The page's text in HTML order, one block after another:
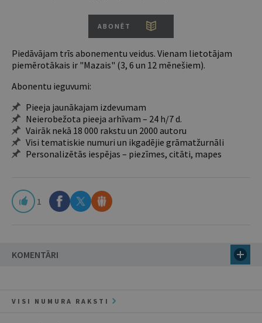
ABONĒT
Piedāvājam trīs abonementu veidus. Vienam lietotājam
piemērotākais ir "Mazais" (3, 6 un 12 mēnešiem).
Abonentu ieguvumi:
Pieeja jaunākajam izdevumam
Neierobežota pieeja arhīvam – 24 h/7 d.
Vairāk nekā 18 000 rakstu un 2000 autoru
Visi tematiskie numuri un ikgadējie grāmatžurnāli
Personalizētās iespējas – piezīmes, citāti, mapes
1
KOMENTĀRI
VISI NUMURA RAKSTI